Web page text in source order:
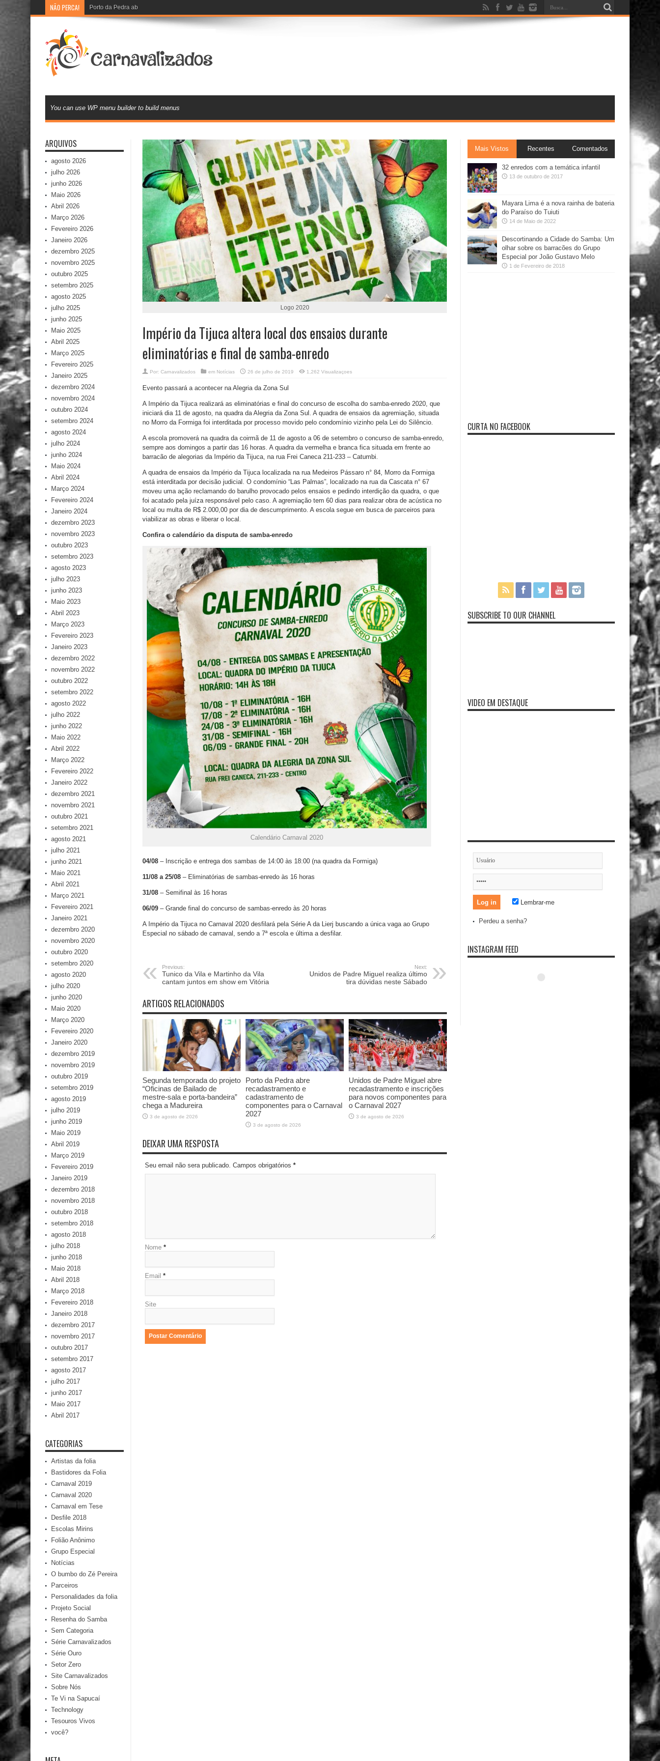
NÃO PERCA! Porto da Pedra abre recadastramento e cadastramento de componen
You can use WP menu builder to build menus
Logo 2020
Império da Tijuca altera local dos ensaios durante
eliminatórias e final de samba-enredo
Por: Carnavalizados em Notícias 26 de julho de 2019 1,262 Visualizaçoes
Evento passará a acontecer na Alegria da Zona Sul
A Império da Tijuca realizará as eliminatórias e final do concurso de escolha do samba-enredo 2020, que
iniciará dia 11 de agosto, na quadra da Alegria da Zona Sul. A quadra de ensaios da agremiação, situada
no Morro da Formiga foi interditada por processo movido pelo condomínio vizinho pela Lei do Silêncio.
A escola promoverá na quadra da coirmã de 11 de agosto a 06 de setembro o concurso de samba-enredo,
sempre aos domingos a partir das 16 horas. A quadra da vermelha e branca fica situada em frente ao
barracão de alegorias da Império da Tijuca, na rua Frei Caneca 211-233 – Catumbi.
A quadra de ensaios da Império da Tijuca localizada na rua Medeiros Pássaro n° 84, Morro da Formiga
está interditada por decisão judicial. O condomínio “Las Palmas”, localizado na rua da Cascata n° 67
moveu uma ação reclamando do barulho provocado pelos ensaios e pedindo interdição da quadra, o que
foi acatado pela juíza responsável pelo caso. A agremiação tem 60 dias para realizar obra de acústica no
local ou multa de R$ 2.000,00 por dia de descumprimento. A escola segue em busca de parceiros para
viabilizar as obras e liberar o local.
Confira o calendário da disputa de samba-enredo
Calendário Carnaval 2020
04/08 – Inscrição e entrega dos sambas de 14:00 às 18:00 (na quadra da Formiga)
11/08 a 25/08 – Eliminatórias de sambas-enredo às 16 horas
31/08 – Semifinal às 16 horas
06/09 – Grande final do concurso de sambas-enredo às 20 horas
A Império da Tijuca no Carnaval 2020 desfilará pela Série A da Lierj buscando a única vaga ao Grupo
Especial no sábado de carnaval, sendo a 7ª escola e última a desfilar.
Previous:
Tunico da Vila e Martinho da Vila
cantam juntos em show em Vitória
Next:
Unidos de Padre Miguel realiza último
tira dúvidas neste Sábado
ARTIGOS RELACIONADOS
Segunda temporada do projeto
“Oficinas de Bailado de
mestre-sala e porta-bandeira”
chega a Madureira
3 de agosto de 2026
Porto da Pedra abre
recadastramento e
cadastramento de
componentes para o Carnaval
2027
3 de agosto de 2026
Unidos de Padre Miguel abre
recadastramento e inscrições
para novos componentes para
o Carnaval 2027
3 de agosto de 2026
DEIXAR UMA RESPOSTA
Seu email não sera publicado. Campos obrigatórios *
Nome *
Email *
Site
ARQUIVOS
agosto 2026
julho 2026
junho 2026
Maio 2026
Abril 2026
Março 2026
Fevereiro 2026
Janeiro 2026
dezembro 2025
novembro 2025
outubro 2025
setembro 2025
agosto 2025
julho 2025
junho 2025
Maio 2025
Abril 2025
Março 2025
Fevereiro 2025
Janeiro 2025
dezembro 2024
novembro 2024
outubro 2024
setembro 2024
agosto 2024
julho 2024
junho 2024
Maio 2024
Abril 2024
Março 2024
Fevereiro 2024
Janeiro 2024
dezembro 2023
novembro 2023
outubro 2023
setembro 2023
agosto 2023
julho 2023
junho 2023
Maio 2023
Abril 2023
Março 2023
Fevereiro 2023
Janeiro 2023
dezembro 2022
novembro 2022
outubro 2022
setembro 2022
agosto 2022
julho 2022
junho 2022
Maio 2022
Abril 2022
Março 2022
Fevereiro 2022
Janeiro 2022
dezembro 2021
novembro 2021
outubro 2021
setembro 2021
agosto 2021
julho 2021
junho 2021
Maio 2021
Abril 2021
Março 2021
Fevereiro 2021
Janeiro 2021
dezembro 2020
novembro 2020
outubro 2020
setembro 2020
agosto 2020
julho 2020
junho 2020
Maio 2020
Março 2020
Fevereiro 2020
Janeiro 2020
dezembro 2019
novembro 2019
outubro 2019
setembro 2019
agosto 2019
julho 2019
junho 2019
Maio 2019
Abril 2019
Março 2019
Fevereiro 2019
Janeiro 2019
dezembro 2018
novembro 2018
outubro 2018
setembro 2018
agosto 2018
julho 2018
junho 2018
Maio 2018
Abril 2018
Março 2018
Fevereiro 2018
Janeiro 2018
dezembro 2017
novembro 2017
outubro 2017
setembro 2017
agosto 2017
julho 2017
junho 2017
Maio 2017
Abril 2017
CATEGORIAS
Artistas da folia
Bastidores da Folia
Carnaval 2019
Carnaval 2020
Carnaval em Tese
Desfile 2018
Escolas Mirins
Folião Anônimo
Grupo Especial
Notícias
O bumbo do Zé Pereira
Parceiros
Personalidades da folia
Projeto Social
Resenha do Samba
Sem Categoria
Série Carnavalizados
Série Ouro
Setor Zero
Site Carnavalizados
Sobre Nós
Te Vi na Sapucaí
Technology
Tesouros Vivos
você?
Mais Vistos Recentes Comentados
32 enredos com a temática infantil
13 de outubro de 2017
Mayara Lima é a nova rainha de bateria
do Paraíso do Tuiuti
14 de Maio de 2022
Descortinando a Cidade do Samba: Um
olhar sobre os barracões do Grupo
Especial por João Gustavo Melo
1 de Fevereiro de 2018
CURTA NO FACEBOOK
SUBSCRIBE TO OUR CHANNEL
VIDEO EM DESTAQUE
Lembrar-me
Perdeu a senha?
INSTAGRAM FEED